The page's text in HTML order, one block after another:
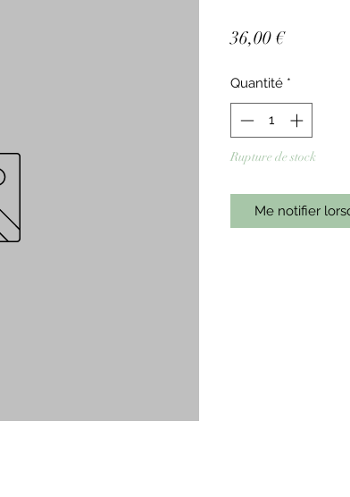
36,00 €Prix
Quantité *
Rupture de stock
Me notifier